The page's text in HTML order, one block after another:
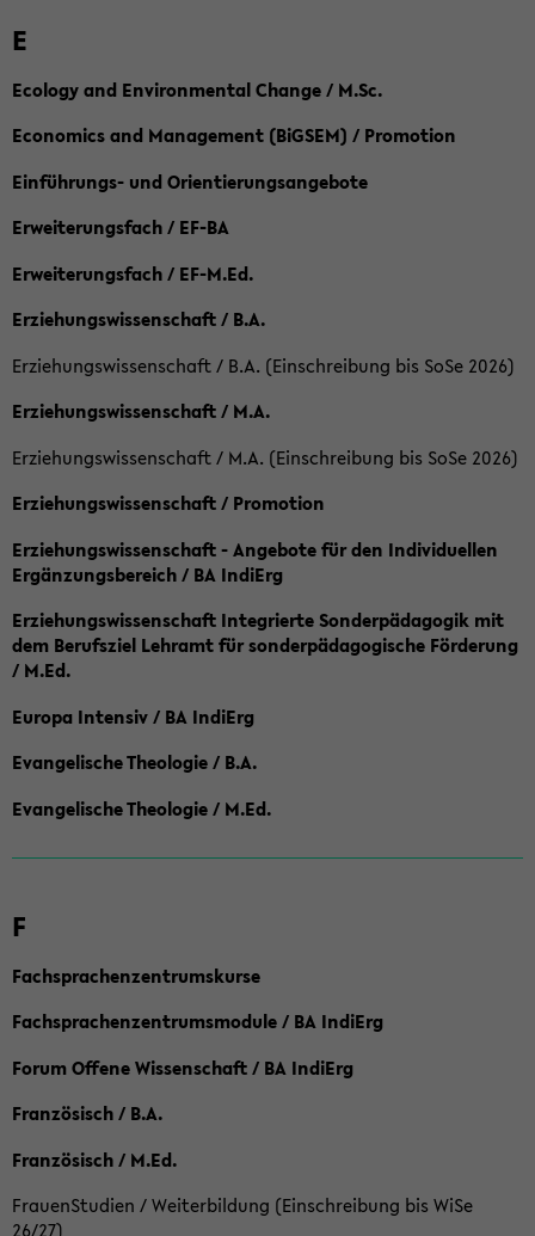
E
Ecology and Environmental Change / M.Sc.
Economics and Management (BiGSEM) / Promotion
Einführungs- und Orientierungsangebote
Erweiterungsfach / EF-BA
Erweiterungsfach / EF-M.Ed.
Erziehungswissenschaft / B.A.
Erziehungswissenschaft / B.A. (Einschreibung bis SoSe 2026)
Erziehungswissenschaft / M.A.
Erziehungswissenschaft / M.A. (Einschreibung bis SoSe 2026)
Erziehungswissenschaft / Promotion
Erziehungswissenschaft - Angebote für den Individuellen
Ergänzungsbereich / BA IndiErg
Erziehungswissenschaft Integrierte Sonderpädagogik mit
dem Berufsziel Lehramt für sonderpädagogische Förderung
/ M.Ed.
Europa Intensiv / BA IndiErg
Evangelische Theologie / B.A.
Evangelische Theologie / M.Ed.
F
Fachsprachenzentrumskurse
Fachsprachenzentrumsmodule / BA IndiErg
Forum Offene Wissenschaft / BA IndiErg
Französisch / B.A.
Französisch / M.Ed.
FrauenStudien / Weiterbildung (Einschreibung bis WiSe
26/27)